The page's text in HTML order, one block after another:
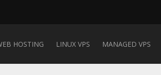
HOSTING LINUX VPS MANAGED VPS